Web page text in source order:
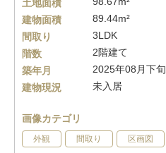
土地面積
建物面積
89.44m²
間取り
3LDK
階数
2階建て
築年月
2025年08月下旬
建物現況
未入居
画像カテゴリ
外観 間取り 区画図